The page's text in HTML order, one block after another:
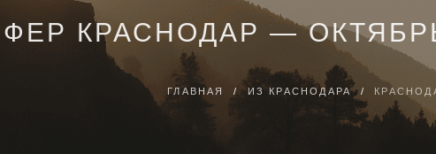
КРАСНОДАР —
ГЛАВНАЯ / ИЗ КРАСНОДАРА/